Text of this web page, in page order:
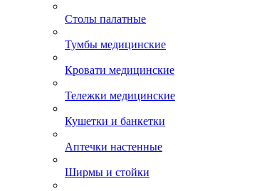
Столы палатные
Тумбы медицинские
Кровати медицинские
Тележки медицинские
Кушетки и банкетки
Аптечки настенные
Ширмы и стойки